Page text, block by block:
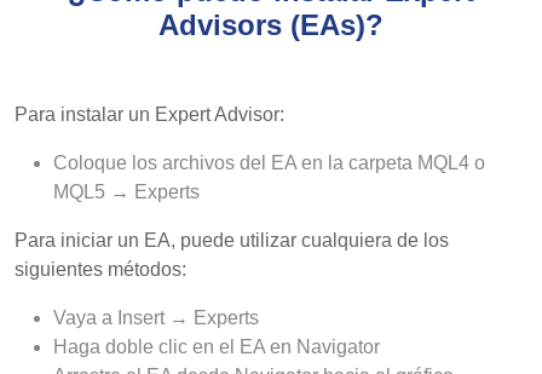
Advisors (EAs)?
Para instalar un Expert Advisor:
Coloque los archivos del EA en la carpeta MQL4 o
MQL5 → Experts
Para iniciar un EA, puede utilizar cualquiera de los
siguientes métodos:
Vaya a Insert → Experts
Haga doble clic en el EA en Navigator